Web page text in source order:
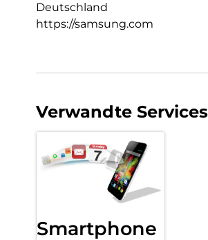
Deutschland
https://samsung.com
Verwandte Services
Smartphone